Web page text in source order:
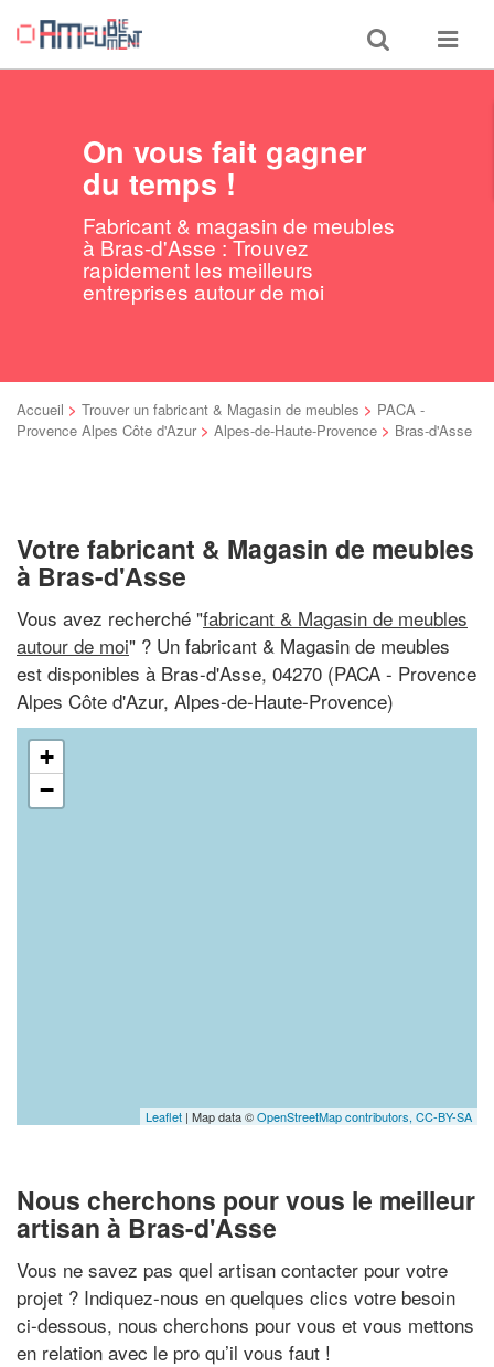
Toggle
search
Toggle
On vous fait gagner
du temps !
Fabricant & magasin de meubles
à Bras-d'Asse : Trouvez
rapidement les meilleurs
entreprises autour de moi
Accueil > Trouver un fabricant & Magasin de meubles > PACA -
Provence Alpes Côte d'Azur > Alpes-de-Haute-Provence > Bras-d'Asse
Votre fabricant & Magasin de meubles
à Bras-d'Asse
Vous avez recherché "fabricant & Magasin de meubles
autour de moi" ? Un fabricant & Magasin de meubles
est disponibles à Bras-d'Asse, 04270 (PACA - Provence
Alpes Côte d'Azur, Alpes-de-Haute-Provence)
+
−
Leaflet | Map data ©OpenStreetMap contributors, CC-BY-SA
Nous cherchons pour vous le meilleur
artisan à Bras-d'Asse
Vous ne savez pas quel artisan contacter pour votre
projet ? Indiquez-nous en quelques clics votre besoin
ci-dessous, nous cherchons pour vous et vous mettons
en relation avec le pro qu’il vous faut !